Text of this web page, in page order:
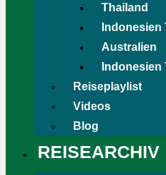
Thailand
Indonesien
Australien
Indonesien
Reiseplaylist
Videos
Blog
REISEARCHIV